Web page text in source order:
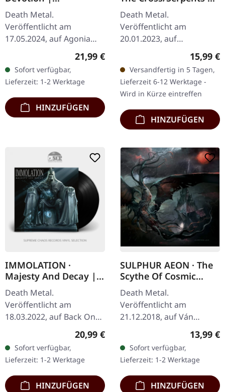
MULITCOLOR
SPLATTER LP
Death Metal.
Veröffentlicht am
17.05.2024, auf Agonia
Records. Mehrfarbiges
Splatter Vinyl. Hour Of
Penance entfesseln mit
„Devotion" ihren bisher…
Regulärer Preis:
21,99 €
Sofort verfügbar,
Lieferzeit: 1-2 Werktage
HINZUFÜGEN
The Light | DIGIPAK
2CD
Death Metal.
Veröffentlicht am
20.01.2023, auf
Dissonance Productions.
Doppel-CD im DigiPak.
"Once Upon The Cross"
und "Serpents of the
Light" sind…
15,99 €
Versandfertig in 5 Tagen,
Lieferzeit 6-12 Werktage -
Wird in Kürze eintreffen
HINZUFÜGEN
IMMOLATION ·
Majesty And Decay |
BLACK LP
Death Metal.
Veröffentlicht am
18.03.2022, auf Back On
Black. Schwarzes Vinyl im
Immolation liefern mit
"Majesty And Decay"
einen…
Regulärer Preis:
20,99 €
Sofort verfügbar,
Lieferzeit: 1-2 Werktage
HINZUFÜGEN
SULPHUR AEON · The
Scythe Of Cosmic
Chaos | DIGIPAK CD
Death Metal.
Veröffentlicht am
21.12.2018, auf Ván
Records. Deluxe DigiPak,
6-seitig, Silberdruck auf
mattem dicken Karton,
Booklet mit…
13,99 €
Sofort verfügbar,
Lieferzeit: 1-2 Werktage
HINZUFÜGEN